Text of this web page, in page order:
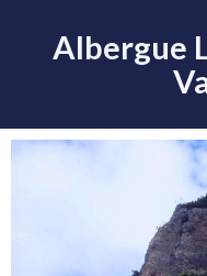
Albergue